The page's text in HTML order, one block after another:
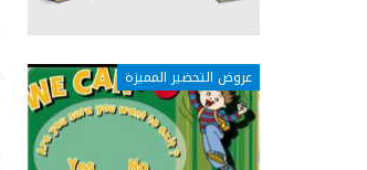
عروض التحضير المميزة